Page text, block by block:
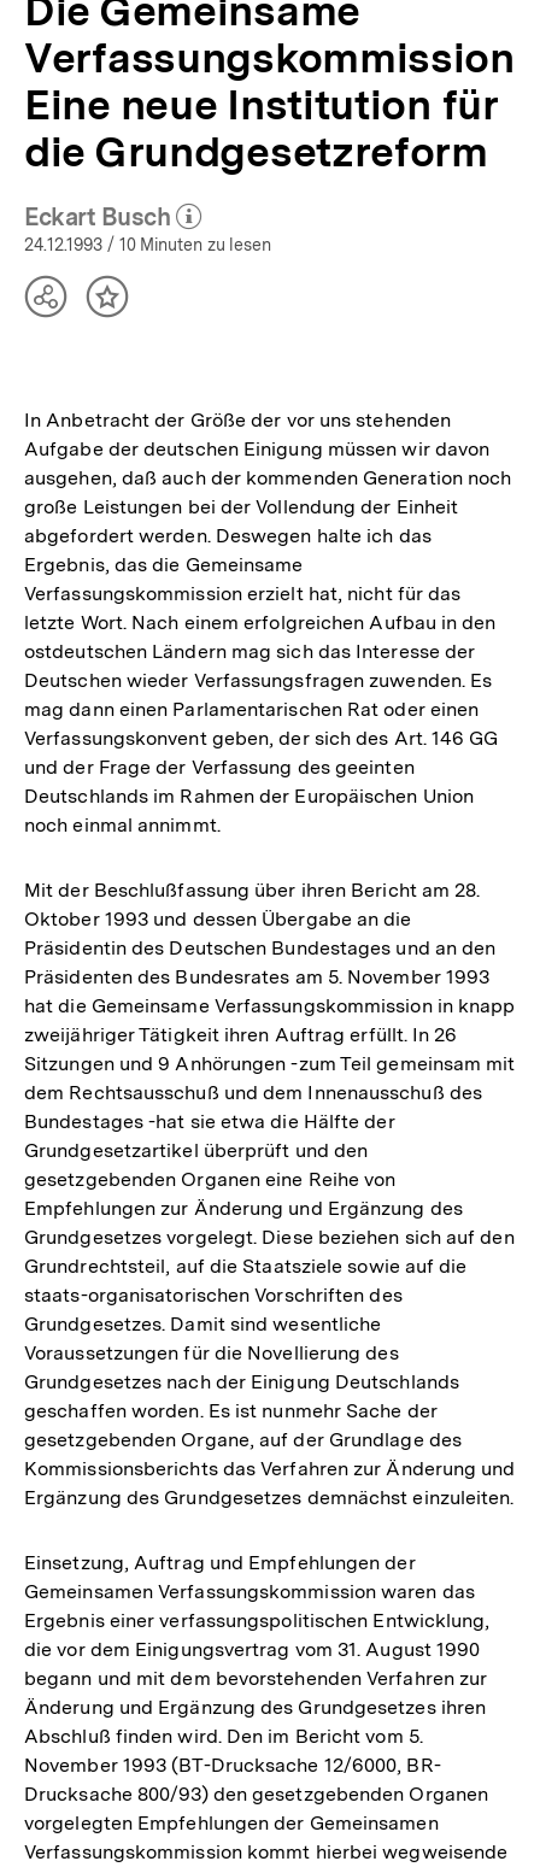
Die Gemeinsame
Verfassungskommission
Eine neue Institution für
die Grundgesetzreform
Eckart Busch
(Mehr zum Autor)
öffnen
24.12.1993 / 10 Minuten zu lesen
TeilenInhalt
In Anbetracht der Größe der vor uns stehenden
Aufgabe der deutschen Einigung müssen wir davon
ausgehen, daß auch der kommenden Generation noch
große Leistungen bei der Vollendung der Einheit
abgefordert werden. Deswegen halte ich das
Ergebnis, das die Gemeinsame
Verfassungskommission erzielt hat, nicht für das
letzte Wort. Nach einem erfolgreichen Aufbau in den
ostdeutschen Ländern mag sich das Interesse der
Deutschen wieder Verfassungsfragen zuwenden. Es
mag dann einen Parlamentarischen Rat oder einen
Verfassungskonvent geben, der sich des Art. 146 GG
und der Frage der Verfassung des geeinten
Deutschlands im Rahmen der Europäischen Union
noch einmal annimmt.
Mit der Beschlußfassung über ihren Bericht am 28.
Oktober 1993 und dessen Übergabe an die
Präsidentin des Deutschen Bundestages und an den
Präsidenten des Bundesrates am 5. November 1993
hat die Gemeinsame Verfassungskommission in knapp
zweijähriger Tätigkeit ihren Auftrag erfüllt. In 26
Sitzungen und 9 Anhörungen -zum Teil gemeinsam mit
dem Rechtsausschuß und dem Innenausschuß des
Bundestages -hat sie etwa die Hälfte der
Grundgesetzartikel überprüft und den
gesetzgebenden Organen eine Reihe von
Empfehlungen zur Änderung und Ergänzung des
Grundgesetzes vorgelegt. Diese beziehen sich auf den
Grundrechtsteil, auf die Staatsziele sowie auf die
staats-organisatorischen Vorschriften des
Grundgesetzes. Damit sind wesentliche
Voraussetzungen für die Novellierung des
Grundgesetzes nach der Einigung Deutschlands
geschaffen worden. Es ist nunmehr Sache der
gesetzgebenden Organe, auf der Grundlage des
Kommissionsberichts das Verfahren zur Änderung und
Ergänzung des Grundgesetzes demnächst einzuleiten.
Einsetzung, Auftrag und Empfehlungen der
Gemeinsamen Verfassungskommission waren das
Ergebnis einer verfassungspolitischen Entwicklung,
die vor dem Einigungsvertrag vom 31. August 1990
begann und mit dem bevorstehenden Verfahren zur
Änderung und Ergänzung des Grundgesetzes ihren
Abschluß finden wird. Den im Bericht vom 5.
November 1993 (BT-Drucksache 12/6000, BR-
Drucksache 800/93) den gesetzgebenden Organen
vorgelegten Empfehlungen der Gemeinsamen
Verfassungskommission kommt hierbei wegweisende